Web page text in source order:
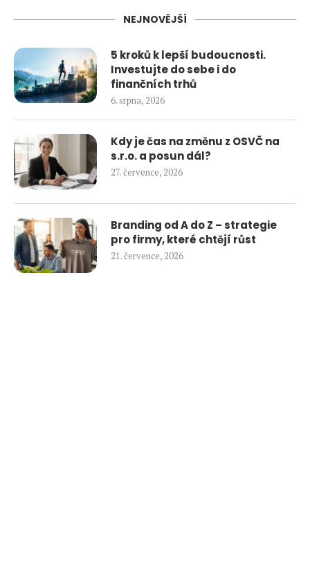
NEJNOVĚJŠÍ
5 kroků k lepší budoucnosti.
Investujte do sebe i do
finančních trhů
6. srpna, 2026
Kdy je čas na změnu z OSVČ na
s.r.o. a posun dál?
27. července, 2026
Branding od A do Z – strategie
pro firmy, které chtějí růst
21. července, 2026